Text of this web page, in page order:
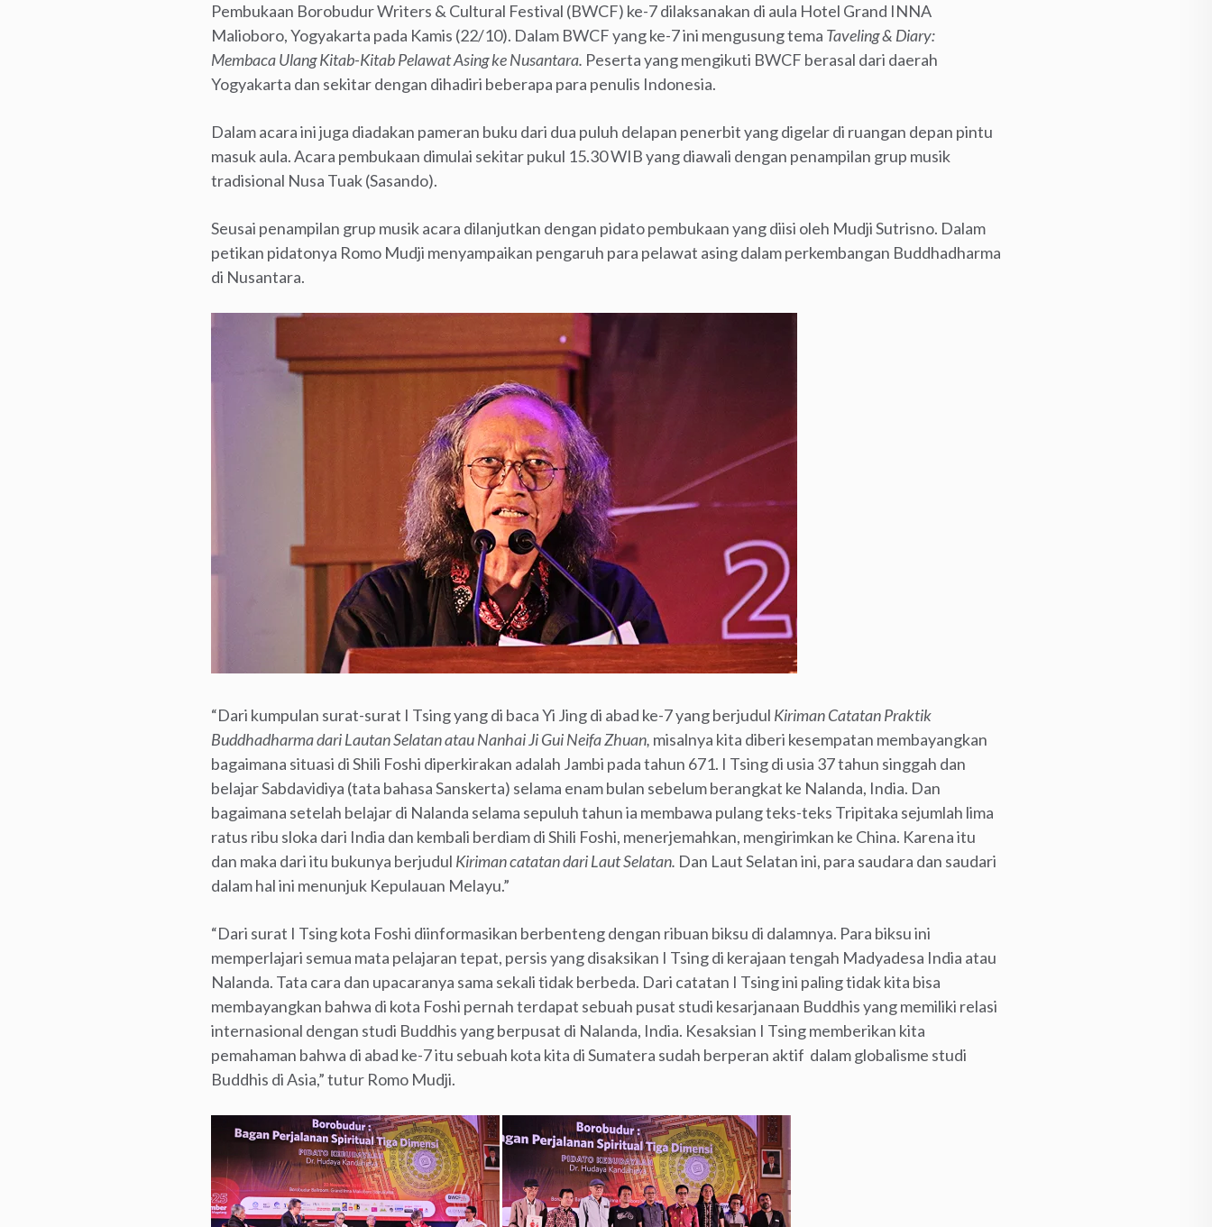
Pembukaan Borobudur Writers & Cultural Festival (BWCF) ke-7 dilaksanakan di aula Hotel Grand INNA
Malioboro, Yogyakarta pada Kamis (22/10). Dalam BWCF yang ke-7 ini mengusung tema Taveling & Diary:
Membaca Ulang Kitab-Kitab Pelawat Asing ke Nusantara. Peserta yang mengikuti BWCF berasal dari daerah
Yogyakarta dan sekitar dengan dihadiri beberapa para penulis Indonesia.
Dalam acara ini juga diadakan pameran buku dari dua puluh delapan penerbit yang digelar di ruangan depan pintu
masuk aula. Acara pembukaan dimulai sekitar pukul 15.30 WIB yang diawali dengan penampilan grup musik
tradisional Nusa Tuak (Sasando).
Seusai penampilan grup musik acara dilanjutkan dengan pidato pembukaan yang diisi oleh Mudji Sutrisno. Dalam
petikan pidatonya Romo Mudji menyampaikan pengaruh para pelawat asing dalam perkembangan Buddhadharma
di Nusantara.
“Dari kumpulan surat-surat I Tsing yang di baca Yi Jing di abad ke-7 yang berjudul KirimanCatatan Praktik
Buddhadharma dari Lautan Selatan atau Nanhai Ji Gui Neifa Zhuan, misalnya kita diberi kesempatan membayangkan
bagaimana situasi di Shili Foshi diperkirakan adalah Jambi pada tahun 671. I Tsing di usia 37 tahun singgah dan
belajar Sabdavidiya (tata bahasa Sanskerta) selama enam bulan sebelum berangkat ke Nalanda, India. Dan
bagaimana setelah belajar di Nalanda selama sepuluh tahun ia membawa pulang teks-teks Tripitaka sejumlah lima
ratus ribu sloka dari India dan kembali berdiam di Shili Foshi, menerjemahkan, mengirimkan ke China. Karena itu
dan maka dari itu bukunya berjudul Kiriman catatan dari Laut Selatan. Dan Laut Selatan ini, para saudara dan saudari
dalam hal ini menunjuk Kepulauan Melayu.”
“Dari surat I Tsing kota Foshi diinformasikan berbenteng dengan ribuan biksu di dalamnya. Para biksu ini
memperlajari semua mata pelajaran tepat, persis yang disaksikan I Tsing di kerajaan tengah Madyadesa India atau
Nalanda. Tata cara dan upacaranya sama sekali tidak berbeda. Dari catatan I Tsing ini paling tidak kita bisa
membayangkan bahwa di kota Foshi pernah terdapat sebuah pusat studi kesarjanaan Buddhis yang memiliki relasi
internasional dengan studi Buddhis yang berpusat di Nalanda, India. Kesaksian I Tsing memberikan kita
pemahaman bahwa di abad ke-7 itu sebuah kota kita di Sumatera sudah berperan aktif dalam globalisme studi
Buddhis di Asia,” tutur Romo Mudji.